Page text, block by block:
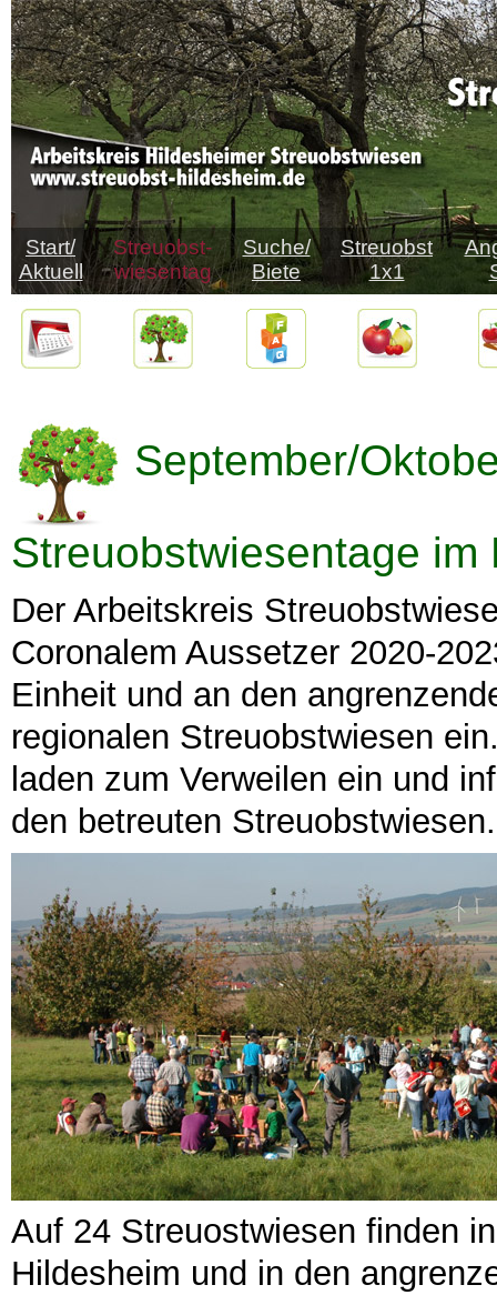
Start/
Aktuell
Streuobst-
wiesentag
Suche/
Biete
Streuobst
1x1
September/
Streuobstwiesentage im
Der Arbeitskreis
Coronalem Aussetzer 2020-
Einheit und an den
regionalen Streuobstwiesen
laden zum Verweilen ein und
den betreuten Streuobstwiesen.
Auf 24 Streuostwiesen finden
Hildesheim und in den